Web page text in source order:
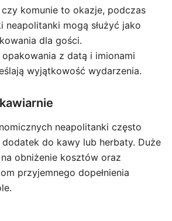
czy komunie to okazje, podczas
neapolitanki mogą służyć jako
dla gości.
z datą i imionami
wyjątkowość wydarzenia.
neapolitanki często
do kawy lub herbaty. Duże
obniżenie kosztów oraz
przyjemnego dopełnienia